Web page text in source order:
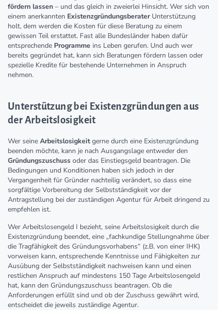
fördern lassen – und das gleich in zweierlei Hinsicht. Wer sich von
einem anerkannten Existenzgründungsberater Unterstützung
holt, dem werden die Kosten für diese Beratung zu einem
gewissen Teil erstattet. Fast alle Bundesländer haben dafür
entsprechende Programme ins Leben gerufen. Und auch wer
bereits gegründet hat, kann sich Beratungen fördern lassen oder
spezielle Kredite für bestehende Unternehmen in Anspruch
nehmen.
Unterstützung bei Existenzgründungen aus
der Arbeitslosigkeit
Wer seine Arbeitslosigkeitgerne durch eine Existenzgründung
beenden möchte, kann je nach Ausgangslage entweder den
Gründungszuschuss oder das Einstiegsgeld beantragen. Die
Bedingungen und Konditionen haben sich jedoch in der
Vergangenheit für Gründer nachteilig verändert, so dass eine
sorgfältige Vorbereitung der Selbstständigkeit vor der
Antragstellung bei der zuständigen Agentur für Arbeit dringend zu
empfehlen ist.
Wer Arbeitslosengeld I bezieht, seine Arbeitslosigkeit durch die
Existenzgründung beendet, eine „fachkundige Stellungnahme über
die Tragfähigkeit des Gründungsvorhabens“ (z.B. von einer IHK)
vorweisen kann, entsprechende Kenntnisse und Fähigkeiten zur
Ausübung der Selbstständigkeit nachweisen kann und einen
restlichen Anspruch auf mindestens 150 Tage Arbeitslosengeld
hat, kann den Gründungszuschuss beantragen. Ob die
Anforderungen erfüllt sind und ob der Zuschuss gewährt wird,
entscheidet die jeweils zuständige Agentur.